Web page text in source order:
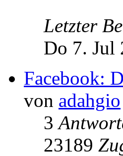
Letzter
Do 7. Jul
Facebook:
von adahgio
3
23189